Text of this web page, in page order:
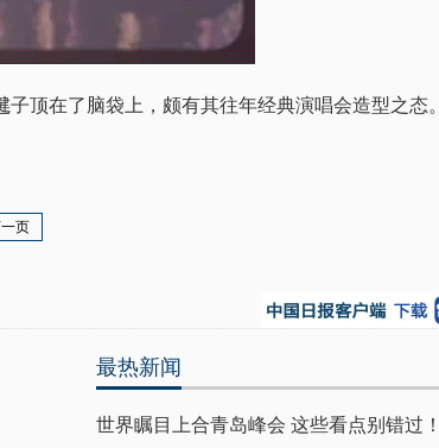
顶在了脑袋上，颇有其往年经典演唱会造型之态。
页
最热新闻
世界瞩目上合青岛峰会 这些看点别错过！